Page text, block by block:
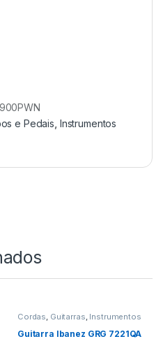
e Pedais Instrumentos
Cordas Guitarras Instrumentos
Musicais
Guitarra Ibanez GRG 7221QA